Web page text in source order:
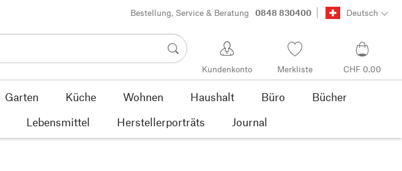
Bestellung, Service & Beratung 0848 830400 Deutsch
Kundenkonto Merkliste CHF 0.00
Garten Küche Wohnen Haushalt Büro
Bücher
Lebensmittel Herstellerporträts Journal